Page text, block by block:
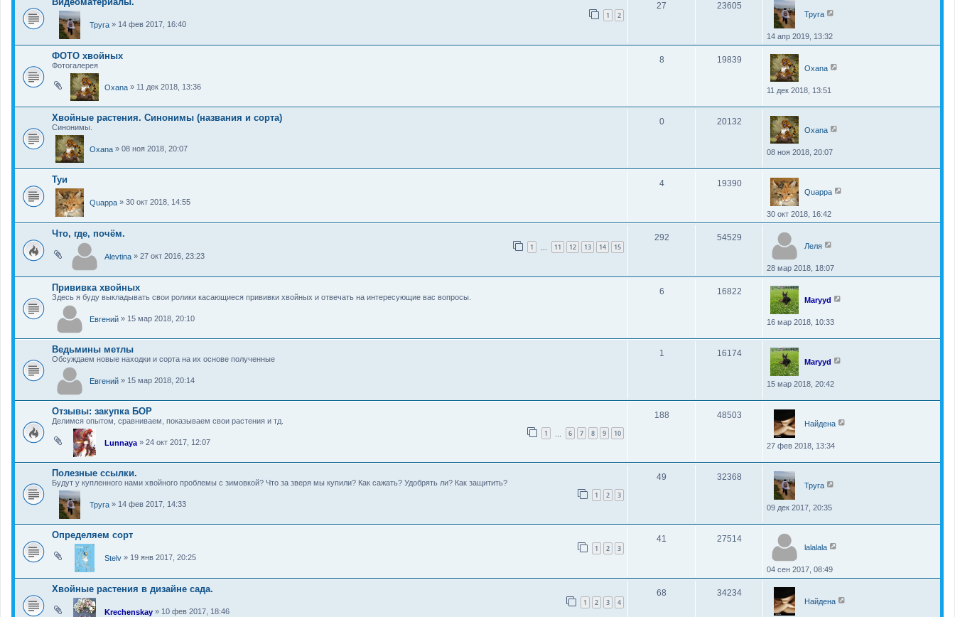
Труга » 14 фев 2017, 16:40
1 2
27 23605
Труга
14 апр 2019, 13:32
ФОТО хвойных
Фотогалерея
Oxana » 11 дек 2018, 13:36
8 19839
Oxana
11 дек 2018, 13:51
Хвойные растения. Синонимы (названия и сорта)
Синонимы.
Oxana » 08 ноя 2018, 20:07
0 20132
Oxana
08 ноя 2018, 20:07
Туи
Quappa » 30 окт 2018, 14:55
4 19390
Quappa
30 окт 2018, 16:42
Что, где, почём.
Alevtina » 27 окт 2016, 23:23
1 11 12 13 14 15
292 54529
Леля
28 мар 2018, 18:07
Прививка хвойных
Здесь я буду выкладывать свои ролики касающиеся прививки хвойных и отвечать на интересующие вас вопросы.
Евгений » 15 мар 2018, 20:10
6 16822
Maryyd
16 мар 2018, 10:33
Ведьмины метлы
Обсуждаем новые находки и сорта на их основе полученные
Евгений » 15 мар 2018, 20:14
1 16174
Maryyd
15 мар 2018, 20:42
Отзывы: закупка БОР
Делимся опытом, сравниваем, показываем свои растения и тд.
Lunnaya » 24 окт 2017, 12:07
1 6 7 8 9 10
188 48503
Найдена
27 фев 2018, 13:34
Полезные ссылки.
Будут у купленного нами хвойного проблемы с зимовкой? Что за зверя мы купили? Как сажать? Удобрять ли? Как защитить?
Труга » 14 фев 2017, 14:33
1 2 3
49 32368
Труга
09 дек 2017, 20:35
Определяем сорт
Stelv » 19 янв 2017, 20:25
1 2 3
41 27514
lalalala
04 сен 2017, 08:49
Хвойные растения в дизайне сада.
Krechenskay » 10 фев 2017, 18:46
1 2 3 4
68 34234
Найдена